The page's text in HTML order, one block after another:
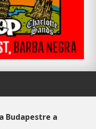
Budapestre a